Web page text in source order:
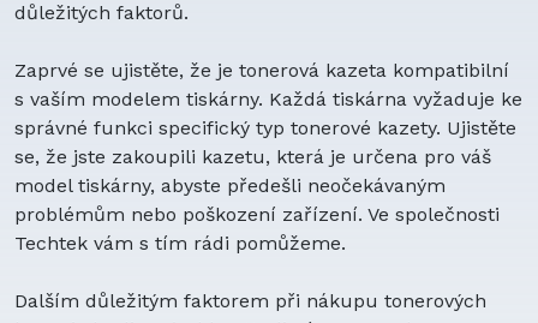
důležitých faktorů.
Zaprvé se ujistěte, že je tonerová kazeta kompatibilní
s vaším modelem tiskárny. Každá tiskárna vyžaduje ke
správné funkci specifický typ tonerové kazety. Ujistěte
se, že jste zakoupili kazetu, která je určena pro váš
model tiskárny, abyste předešli neočekávaným
problémům nebo poškození zařízení. Ve společnosti
Techtek vám s tím rádi pomůžeme.
Dalším důležitým faktorem při nákupu tonerových